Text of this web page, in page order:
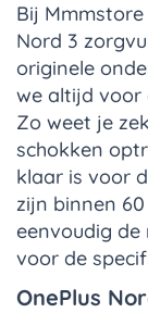
Bij
Nord 3
originele
we altijd voor
Zo weet je
schokken
klaar is voor
zijn binnen
eenvoudig
voor de
OnePlus